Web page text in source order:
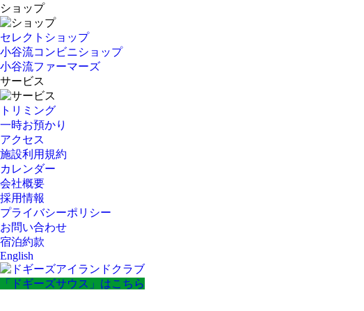
ショップ
セレクトショップ
小谷流コンビニショップ
小谷流ファーマーズ
サービス
トリミング
一時お預かり
アクセス
施設利用規約
カレンダー
会社概要
採用情報
プライバシーポリシー
お問い合わせ
宿泊約款
English
「ドギーズサウス」はこちら